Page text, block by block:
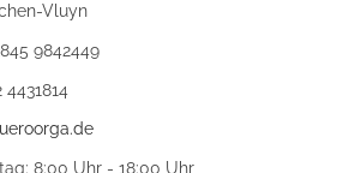
Vluyn
9842449
4431814
8:00 Uhr - 18:00 Uhr